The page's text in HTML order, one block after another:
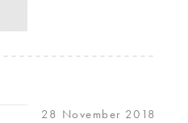
28 November 2018